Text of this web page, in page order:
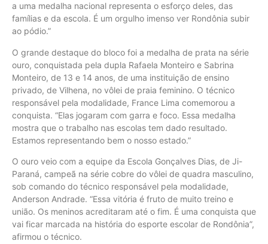
a uma medalha nacional representa o esforço deles, das
famílias e da escola. É um orgulho imenso ver Rondônia subir
ao pódio.”
O grande destaque do bloco foi a medalha de prata na série
ouro, conquistada pela dupla Rafaela Monteiro e Sabrina
Monteiro, de 13 e 14 anos, de uma instituição de ensino
privado, de Vilhena, no vôlei de praia feminino. O técnico
responsável pela modalidade, France Lima comemorou a
conquista. “Elas jogaram com garra e foco. Essa medalha
mostra que o trabalho nas escolas tem dado resultado.
Estamos representando bem o nosso estado.”
O ouro veio com a equipe da Escola Gonçalves Dias, de Ji-
Paraná, campeã na série cobre do vôlei de quadra masculino,
sob comando do técnico responsável pela modalidade,
Anderson Andrade. “Essa vitória é fruto de muito treino e
união. Os meninos acreditaram até o fim. É uma conquista que
vai ficar marcada na história do esporte escolar de Rondônia”,
afirmou o técnico.